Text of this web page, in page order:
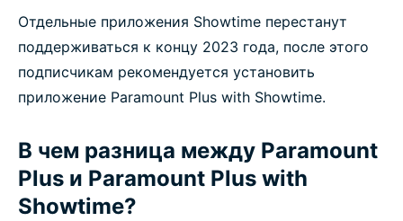
Отдельные приложения Showtime перестанут
поддерживаться к концу 2023 года, после этого
подписчикам рекомендуется установить
приложение Paramount Plus with Showtime.
В чем разница между Paramount
Plus и Paramount Plus with
Showtime?